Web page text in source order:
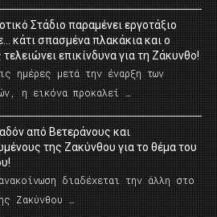
Στάδιο παραμένει εργοτάξιο
κάτι σπασμένα πλακάκια και ο
επικίνδυνα για τη Ζάκυνθο!
ημέρες μετά την έναρξη των
η εικόνα προκαλεί …
από Βετεράνους και
της Ζακύνθου για το θέμα του
διαδέχεται την άλλη στο
Ζακύνθου …